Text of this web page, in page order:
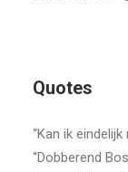
Quotes
“Kan ik
“Dobberend